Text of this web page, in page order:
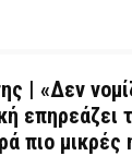
| «Δεν
επηρεάζει
πιο μικρές